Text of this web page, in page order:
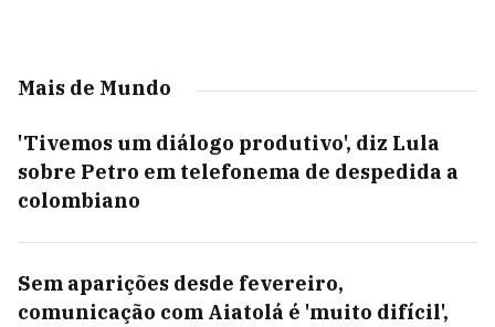
Mais de Mundo
'Tivemos um diálogo produtivo', diz Lula
sobre Petro em telefonema de despedida a
colombiano
Sem aparições desde fevereiro,
comunicação com Aiatolá é 'muito difícil',